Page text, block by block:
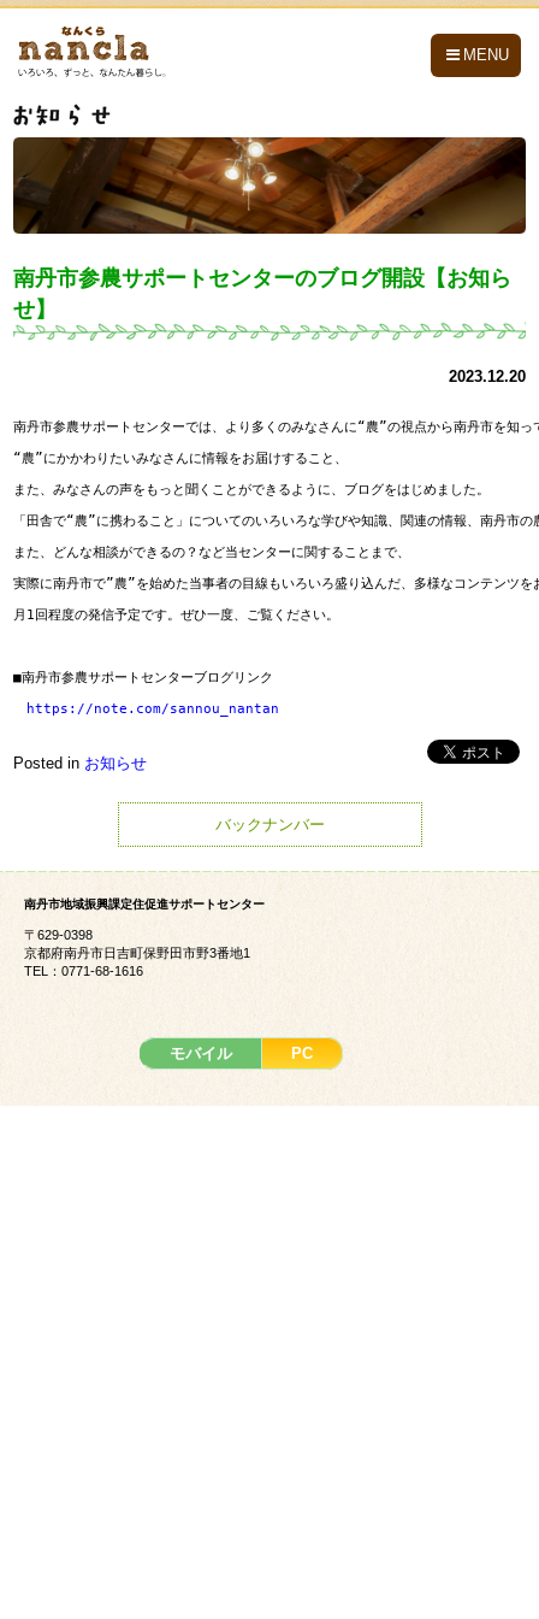
MENU
南丹市参農サポートセンターのブログ開設【お知ら
せ】
2023.12.20
南丹市参農サポートセンターでは、より多くのみなさんに“農”の視点から南丹市を知っ
“農”にかかわりたいみなさんに情報をお届けすること、
また、みなさんの声をもっと聞くことができるように、ブログをはじめました。
「田舎で“農”に携わること」についてのいろいろな学びや知識、関連の情報、南丹市
また、どんな相談ができるの？など当センターに関することまで、
実際に南丹市で”農”を始めた当事者の目線もいろいろ盛り込んだ、多様なコンテンツを
月1回程度の発信予定です。ぜひ一度、ご覧ください。
■南丹市参農サポートセンターブログリンク
https://note.com/sannou_nantan
Posted in お知らせ
バックナンバー
南丹市地域振興課定住促進サポートセンター
〒629-0398
京都府南丹市日吉町保野田市野3番地1
TEL：0771-68-1616
モバイル PC